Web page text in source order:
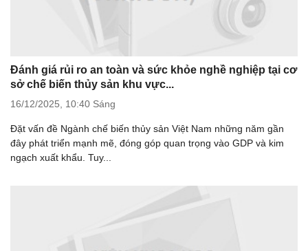
Đánh giá rủi ro an toàn và sức khỏe nghề nghiệp tại cơ
sở chế biến thủy sản khu vực...
16/12/2025, 10:40 Sáng
Đặt vấn đề Ngành chế biến thủy sản Việt Nam những năm gần
đây phát triển mạnh mẽ, đóng góp quan trọng vào GDP và kim
ngạch xuất khẩu. Tuy...